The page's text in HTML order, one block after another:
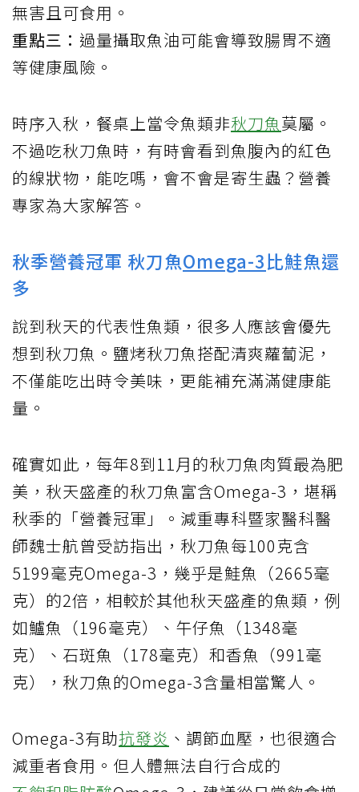
無害且可食用。
重點三： 過量攝取魚油可能會導致腸胃不適
等健康風險。
時序入秋，餐桌上當令魚類非秋刀魚莫屬。
不過吃秋刀魚時，有時會看到魚腹內的紅色
的線狀物，能吃嗎，會不會是寄生蟲？營養
專家為大家解答。
秋季營養冠軍 秋刀魚Omega-3比鮭魚還
多
說到秋天的代表性魚類，很多人應該會優先
想到秋刀魚。鹽烤秋刀魚搭配清爽蘿蔔泥，
不僅能吃出時令美味，更能補充滿滿健康能
量。
確實如此，每年8到11月的秋刀魚肉質最為肥
美，秋天盛產的秋刀魚富含Omega-3，堪稱
秋季的「營養冠軍」。減重專科暨家醫科醫
師魏士航曾受訪指出，秋刀魚每100克含
5199毫克Omega-3，幾乎是鮭魚（2665毫
克）的2倍，相較於其他秋天盛產的魚類，例
如鱸魚（196毫克）、午仔魚（1348毫
克）、石斑魚（178毫克）和香魚（991毫
克），秋刀魚的Omega-3含量相當驚人。
Omega-3有助抗發炎 、調節血壓，也很適合
減重者食用。但人體無法自行合成的